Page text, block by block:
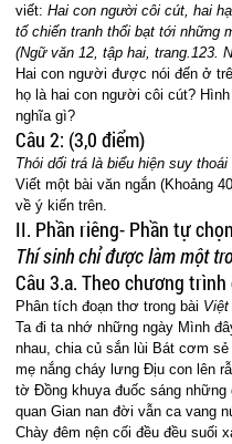
viết:Hai con người côi cút, hai
tố chiến tranh thổi bạt tới những
(Ngữ văn 12, tập hai, trang.123.
Hai con người được nói đến ở
họ là hai con người côi cút?
nghĩa gì?
Câu 2: (3,0 điểm)
Thói dối trá là biểu hiện suy
Viết một bài văn ngắn (Khoảng
về ý kiến trên.
II. Phần riêng- Phần tự
Thí sinh chỉ được làm một
Câu 3.a. Theo chương
Phân tích đoạn thơ trong bài Việt
Ta đi ta nhớ những ngày Mình
nhau, chia củ sắn lùi Bát cơm
mẹ nắng cháy lưng Địu con lên
tờ Đồng khuya đuốc sáng
quan Gian nan đời vẫn ca vang
Chày đêm nện cối đều đều suối